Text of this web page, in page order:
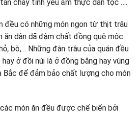
chảy tình yêu ẩm thực dân tộc ….
đều có những món ngon từ thịt trâu
ăn dân dã đậm chất đồng quê mộc
bò,… Những đàn trâu của quán đều
ở đồi núi là ở đồng bằng hay vùng
Bắc để đảm bảo chất lượng cho món
món ăn đều được chế biến bởi